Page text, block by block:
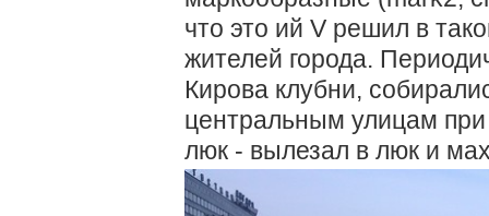
что это ий V решил в
жителей города.
Кирова клубни,
центральным улицам
люк - вылезал в люк и